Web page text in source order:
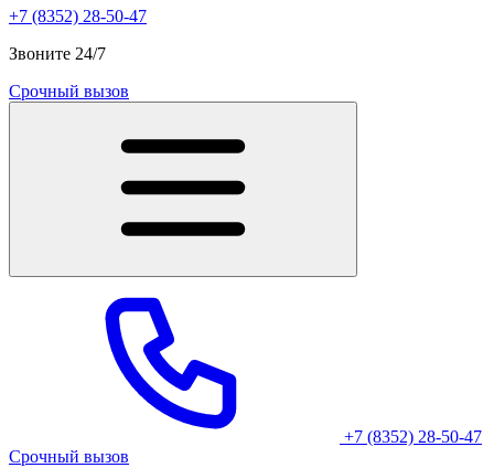
+7 (8352) 28-50-47
Звоните 24/7
Срочный вызов
+7 (8352) 28-50-47
Срочный вызов